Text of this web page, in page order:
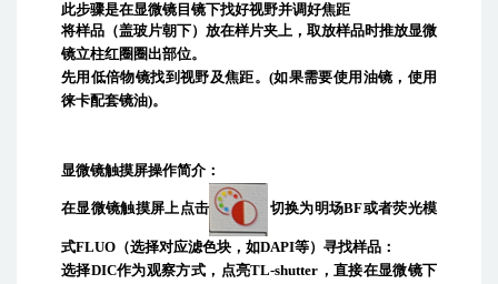
此步骤是在显微镜目镜下找好视野并调好焦距
将样品（盖玻片朝下）放在样片夹上，取放样品时推放显微
镜立柱红圈圈出部位。
先用低倍物镜找到视野及焦距。(如果需要使用油镜，使用
徕卡配套镜油)。
显微镜触摸屏操作简介：
在显微镜触摸屏上点击 切换为明场BF或者荧光模
式FLUO （选择对应滤色块，如DAPI等）寻找样品：
选择DIC作为观察方式， 点亮TL-shutter ，直接在显微镜下